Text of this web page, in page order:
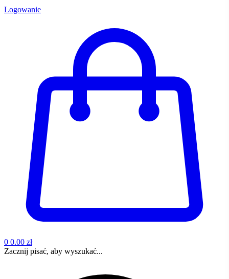
Logowanie
0 0.00 zł
Zacznij pisać, aby wyszukać...